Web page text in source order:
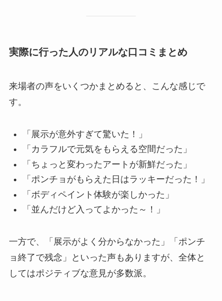
実際に行った人のリアルな口コミまとめ
来場者の声をいくつかまとめると、こんな感じで
す。
「展示が意外すぎて驚いた！」
「カラフルで元気をもらえる空間だった」
「ちょっと変わったアートが新鮮だった」
「ポンチョがもらえた日はラッキーだった！」
「ボディペイント体験が楽しかった」
「並んだけど入ってよかった～！」
一方で、「展示がよく分からなかった」「ポンチ
ョ終了で残念」といった声もありますが、全体と
してはポジティブな意見が多数派。